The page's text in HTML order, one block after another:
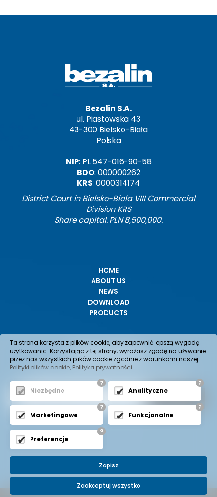
Bezalin S.A.
ul. Piastowska 43
43-300 Bielsko-Biała
Polska
NIP: PL 547-016-90-58
BDO: 000000262
KRS: 0000314174
District Court in Bielsko-Biala VIII Commercial
Division KRS
Share capital: PLN 8,500,000.
HOME
ABOUT US
NEWS
DOWNLOAD
PRODUCTS
Newsletter
To receive information about new products on offer or
current promotions, subscribe to the newsletter.
Ta strona korzysta z plików cookie, aby zapewnić lepszą wygodę
użytkowania. Korzystając z tej strony, wyrażasz zgodę na używanie
przez nas wszystkich plików cookie zgodnie z warunkami naszej
Polityki plików cookie, Polityka prywatności.
?
Niezbędne
?
Analityczne
?
Marketingowe
?
Funkcjonalne
?
Preferencje
Zapisz
Zaakceptuj wszystko